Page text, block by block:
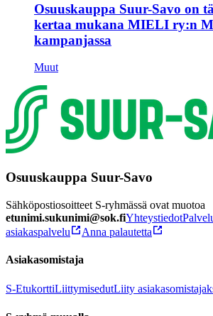
Osuuskauppa Suur-Savo on
kertaa mukana MIELI ry:n
kampanjassa
Muut
Osuuskauppa Suur-Savo
Sähköpostiosoitteet S-ryhmässä ovat muotoa
etunimi.sukunimi@sok.fiYhteystiedot
asiakaspalvelu
Anna palautetta
Asiakasomistaja
S-EtukorttiLiittymisedutLiity